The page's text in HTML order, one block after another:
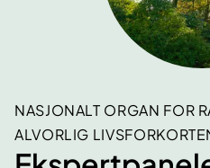
NASJONALT ORGAN FOR
ALVORLIG